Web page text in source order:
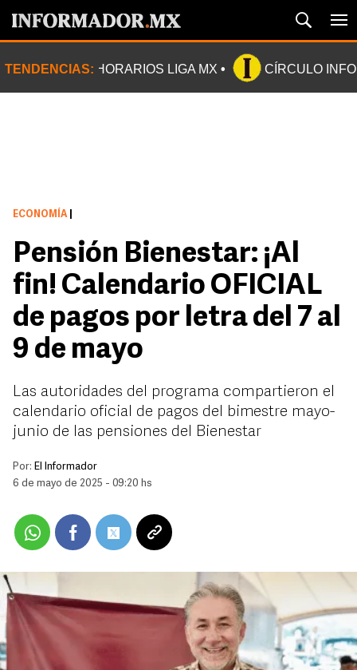
TENDENCIAS: HORARIOS LIGA MX CÍRCULO
ECONOMÍA
Pensión Bienestar: ¡Al
fin! Calendario OFICIAL
de pagos por letra del 7 al
9 de mayo
Las autoridades del programa compartieron el
calendario oficial de pagos del bimestre mayo-
junio de las pensiones del Bienestar
Por: El Informador
6 de mayo de 2025 - 09:20 hs